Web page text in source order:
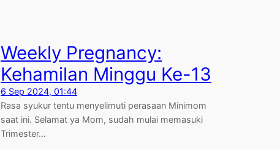
Weekly Pregnancy:
Kehamilan Minggu Ke-13
6 Sep 2024, 01:44
Rasa syukur tentu menyelimuti perasaan Minimom
saat ini. Selamat ya Mom, sudah mulai memasuki
Trimester…